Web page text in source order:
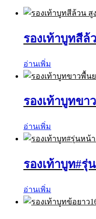
รองเท้าบูทสีล้
อ่านเพิ่ม
รองเท้าบูทขา
อ่านเพิ่ม
รองเท้าบูท#รุ่
อ่านเพิ่ม